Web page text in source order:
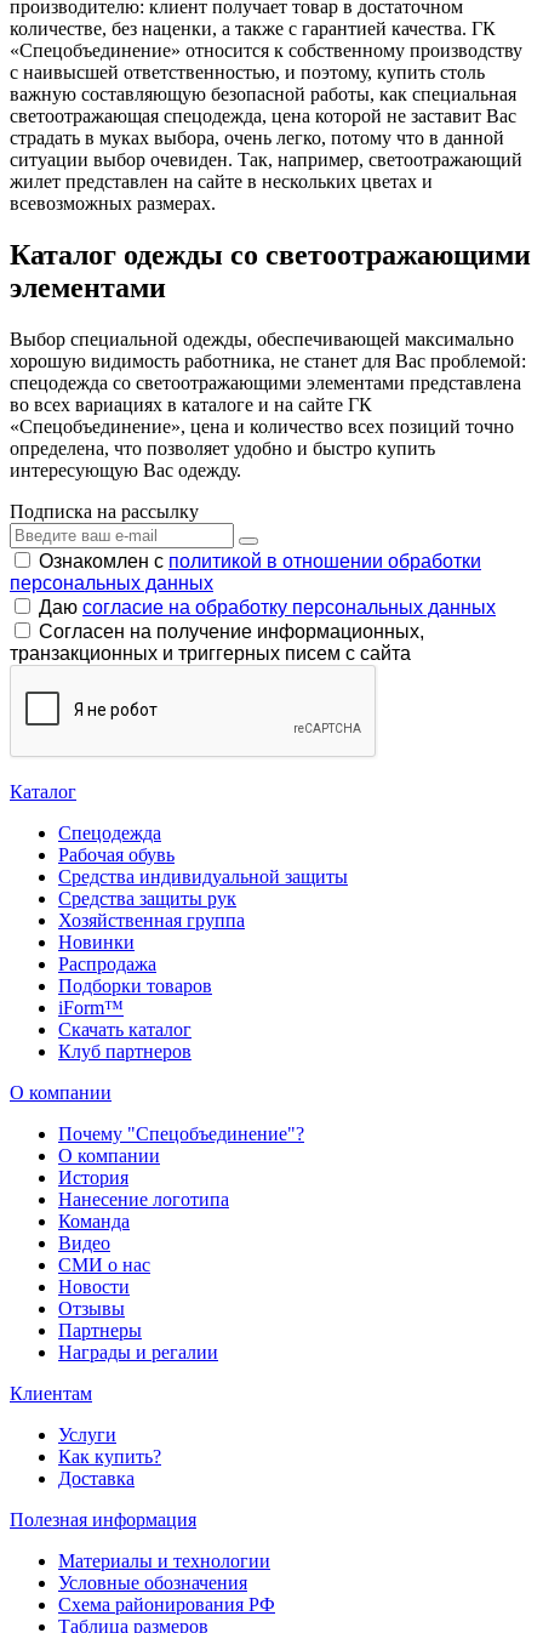
производителю: клиент получает товар в достаточном
количестве, без наценки, а также с гарантией качества. ГК
«Спецобъединение» относится к собственному производству
с наивысшей ответственностью, и поэтому, купить столь
важную составляющую безопасной работы, как специальная
светоотражающая спецодежда, цена которой не заставит Вас
страдать в муках выбора, очень легко, потому что в данной
ситуации выбор очевиден. Так, например, светоотражающий
жилет представлен на сайте в нескольких цветах и
всевозможных размерах.
Каталог одежды со светоотражающими
элементами
Выбор специальной одежды, обеспечивающей максимально
хорошую видимость работника, не станет для Вас проблемой:
спецодежда со светоотражающими элементами представлена
во всех вариациях в каталоге и на сайте ГК
«Спецобъединение», цена и количество всех позиций точно
определена, что позволяет удобно и быстро купить
интересующую Вас одежду.
Подписка на рассылку
Ознакомлен с политикой в отношении обработки
персональных данных
Даю согласие на обработку персональных данных
Согласен на получение информационных,
транзакционных и триггерных писем с сайта
Каталог
Спецодежда
Рабочая обувь
Средства индивидуальной защиты
Средства защиты рук
Хозяйственная группа
Новинки
Распродажа
Подборки товаров
iForm™
Скачать каталог
Клуб партнеров
О компании
Почему "Спецобъединение"?
О компании
История
Нанесение логотипа
Команда
Видео
СМИ о нас
Новости
Отзывы
Партнеры
Награды и регалии
Клиентам
Услуги
Как купить?
Доставка
Полезная информация
Материалы и технологии
Условные обозначения
Схема районирования РФ
Таблица размеров